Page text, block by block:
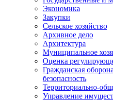
Экономика
Закупки
Сельское хозяйство
Архивное дело
Архитектура
Муниципальное
Оценка
Гражданская
безопасность
Территориально-
Управление